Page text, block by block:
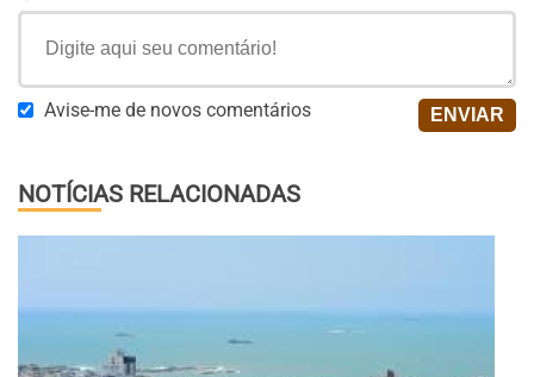
Avise-me de novos comentários
NOTÍCIAS RELACIONADAS